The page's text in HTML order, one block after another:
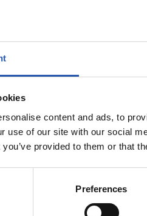
content and ads, to
use of our site with our social
provided to them or that
Preferences